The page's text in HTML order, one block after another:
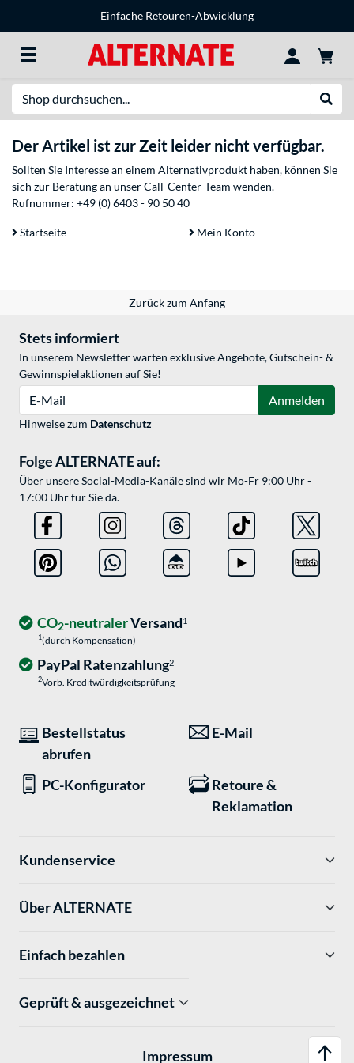
Einfache Retouren-Abwicklung
Der Artikel ist zur Zeit leider nicht verfügbar.
Sollten Sie Interesse an einem Alternativprodukt haben, können Sie
sich zur Beratung an unser Call-Center-Team wenden.
Rufnummer: +49 (0) 6403 - 90 50 40
Startseite Mein Konto
Zurück zum Anfang
Stets informiert
In unserem Newsletter warten exklusive Angebote, Gutschein- &
Gewinnspielaktionen auf Sie!
Anmelden
Hinweise zum Datenschutz
Folge ALTERNATE auf:
Über unsere Social-Media-Kanäle sind wir Mo-Fr 9:00 Uhr -
17:00 Uhr für Sie da.
CO2-neutralerVersand1
1(durch Kompensation)
PayPal Ratenzahlung2
2Vorb. Kreditwürdigkeitsprüfung
Bestellstatus
abrufen
E-Mail
PC-Konfigurator
Retoure &
Reklamation
Kundenservice
Über ALTERNATE
Einfach bezahlen
Geprüft & ausgezeichnet
Impressum